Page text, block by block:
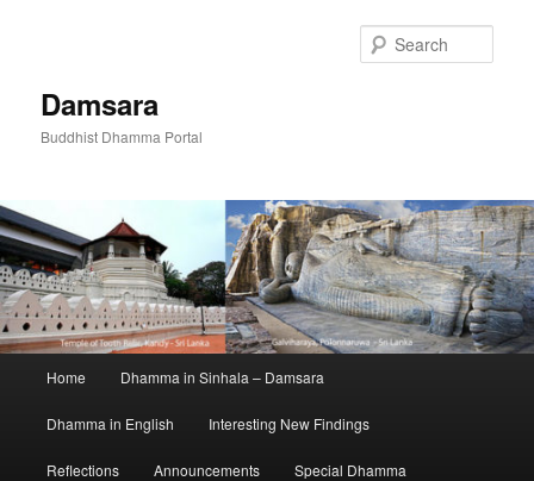
Damsara
Buddhist Dhamma Portal
Home Dhamma in Sinhala – Damsara
Dhamma in English Interesting New Findings
Reflections Announcements Special Dhamma